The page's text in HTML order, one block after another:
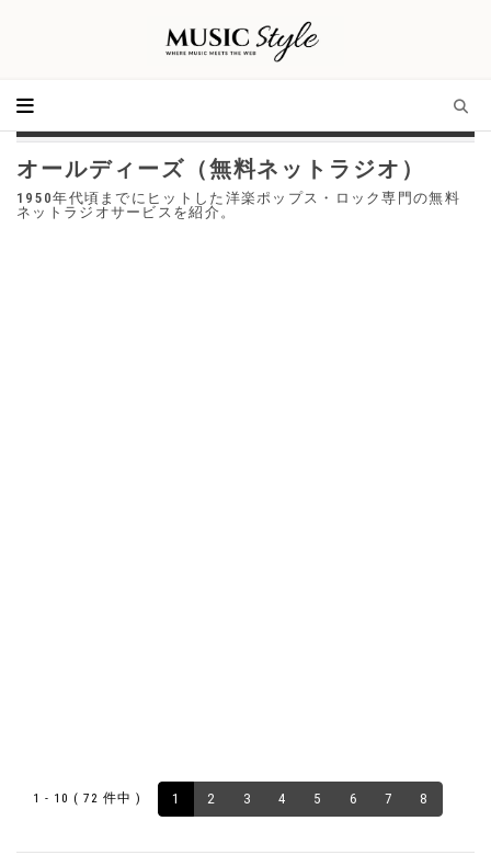
オールディーズ（無料ネットラジオ）
1950年代頃までにヒットした洋楽ポップス・ロック専門の無料
ネットラジオサービスを紹介。
1 - 10 ( 72 件中 ) 1 2 3 4 5 6 7 8